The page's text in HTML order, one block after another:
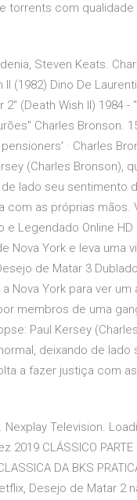
torrents com
Steven Keats.
(1982) Dino De
(Death Wish II) 1984
Charles Bronson.
· Charles
(Charles Bronson),
lado seu sentimento
as próprias mãos.
Legendado Online HD
Nova York e leva uma
de Matar 3
Nova York para ver
membros de uma
Paul Kersey
deixando de
a fazer justiça com
Nexplay Television.
CLÁSSICO PARTE
DA BKS
Desejo de Matar 2